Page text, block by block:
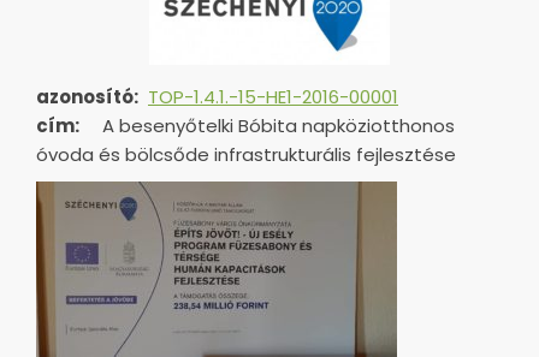
azonosító: TOP-1.4.1.-15-HE1-2016-00001
cím:
A besenyőtelki Bóbita napköziotthonos
óvoda és bölcsőde infrastrukturális fejlesztése